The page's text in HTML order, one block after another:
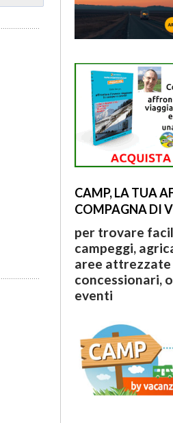
CAMP, LA TUA
COMPAGNA DI
per trovare
campeggi,
aree attrezzate
concessionari,
eventi